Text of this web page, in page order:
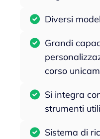
Diversi
Grandi
corso
Si integra
strumenti utili
Sistema di